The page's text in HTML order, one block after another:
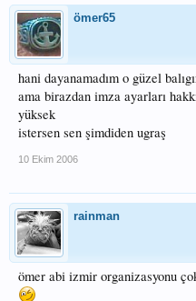
ömer65
hani dayanamadım o güzel
ama birazdan imza ayarları
yüksek
istersen sen şimdiden ugraş
10 Ekim 2006
rainman
ömer abi izmir organizasyonu